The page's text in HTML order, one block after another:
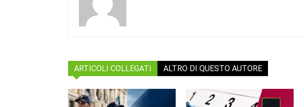
ARTICOLI COLLEGATI ALTRO DI QUESTO AUTORE